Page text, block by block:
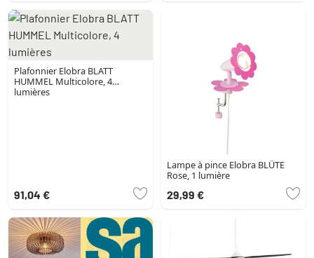
Plafonnier Elobra BLATT
HUMMEL Multicolore, 4
lumières
91,04 €
Lampe à pince Elobra BLÜTE
Rose, 1 lumière
29,99 €